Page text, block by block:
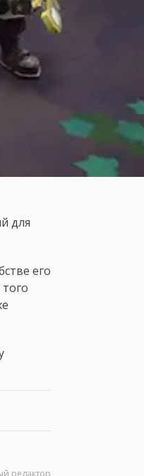
для
его
редактор